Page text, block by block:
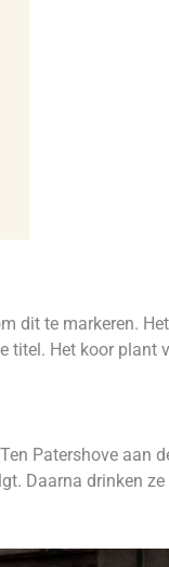
dit te markeren.
titel. Het koor plant
Patershove aan
Daarna drinken